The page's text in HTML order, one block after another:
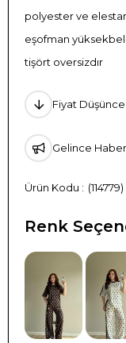
polyester ve
eşofman
tişört oversizdır
Fiyat
Gelince
(114779)
Renk